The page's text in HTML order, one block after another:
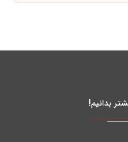
بدانیم!